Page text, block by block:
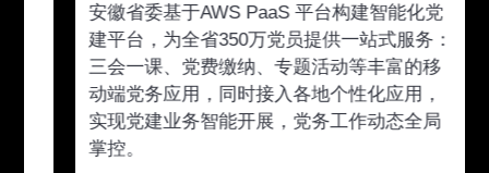
安徽省委基于AWS PaaS 平台构建智能化党
建平台，为全省350万党员提供一站式服务：
三会一课、党费缴纳、专题活动等丰富的移
动端党务应用，同时接入各地个性化应用，
实现党建业务智能开展，党务工作动态全局
掌控。